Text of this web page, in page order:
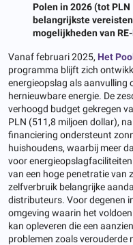
Polen in 2026 (tot
belangrijkste
mogelijkheden van
Vanaf februari 2025, Het
programma blijft zich
energieopslag als aanvulling
hernieuwbare energie. De
verhoogd budget gekregen
PLN (511,8 miljoen dollar),
financiering ondersteunt
huishoudens, waarbij meer
voor
van een hoge penetratie van
zelfverbruik belangrijke
distributeurs. Voor degenen
omgeving waarin het
kan opleveren die een
problemen zoals